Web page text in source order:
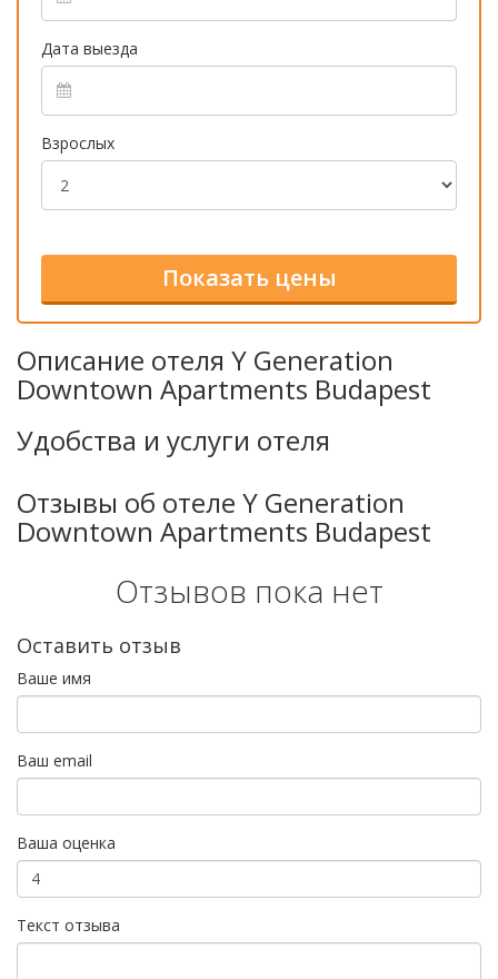
Дата выезда
Взрослых
Описание отеля Y Generation
Downtown Apartments Budapest
Удобства и услуги отеля
Отзывы об отеле Y Generation
Downtown Apartments Budapest
Отзывов пока нет
Оставить отзыв
Ваше имя
Ваш email
Ваша оценка
Текст отзыва